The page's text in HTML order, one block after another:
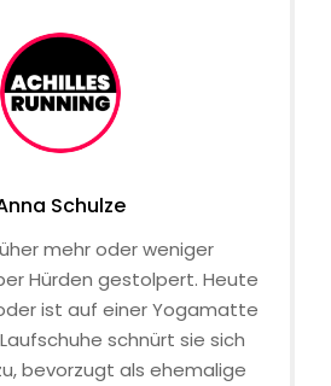
Schulze
mehr oder weniger
Hürden gestolpert. Heute
ist auf einer Yogamatte
schnürt sie sich
bevorzugt als ehemalige